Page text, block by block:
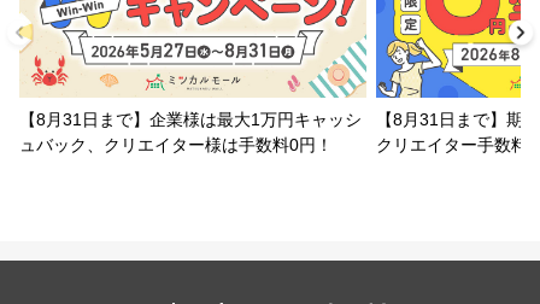
【8月31日まで】企業様は最大1万円キャッシ
ュバック、クリエイター様は手数料0円！
【8月31日まで】期
クリエイター手数料